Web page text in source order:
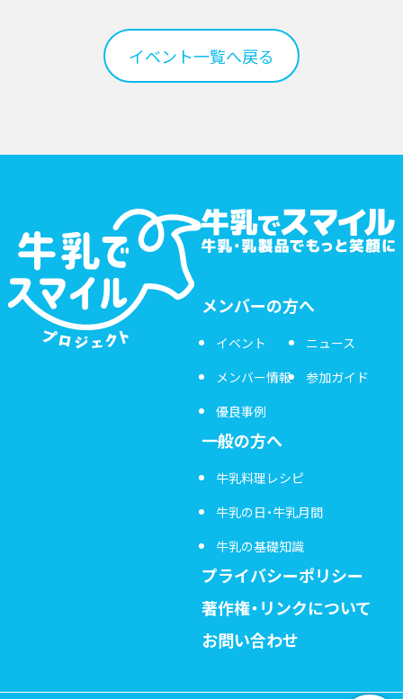
イベント一覧へ戻る
メンバーの方へ
イベント
メンバー情報
優良事例
ニュース
参加ガイド
一般の方へ
牛乳料理レシピ
牛乳の日・牛乳月間
牛乳の基礎知識
プライバシーポリシー
著作権・リンクについて
お問い合わせ